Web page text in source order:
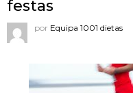
festas
por Equipa 1001 dietas